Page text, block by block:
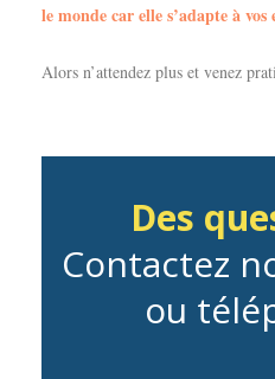
le monde car elle s’adapte à vos
Alors n’attendez plus et venez
Des
Contactez
ou